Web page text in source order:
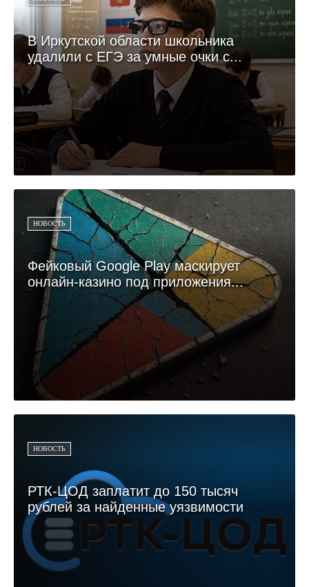
В Иркутской области школьника
удалили с ЕГЭ за умные очки с...
НОВОСТЬ
Фейковый Google Play маскирует
онлайн-казино под приложения...
НОВОСТЬ
РТК-ЦОД заплатит до 150 тысяч
рублей за найденные уязвимости